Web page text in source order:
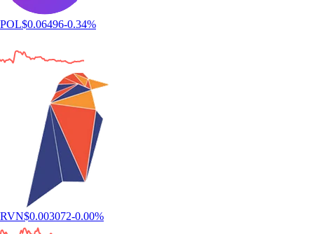
POL$0.06496-0.34%
RVN$0.003072-0.00%